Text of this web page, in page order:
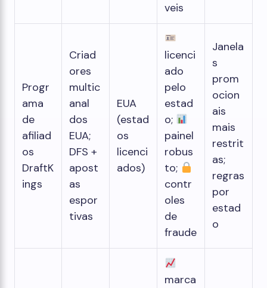
veis
Progr
ama
de
afiliad
os
DraftK
ings
Criad
ores
multic
anal
dos
EUA;
DFS +
apost
as
espor
tivas
EUA
(estad
os
licenci
ados)
licenci
ado
pelo
estad
o;
painel
robus
to;
contr
oles
de
fraude
Janela
s
prom
ocion
ais
mais
restrit
as;
regras
por
estad
o
marca